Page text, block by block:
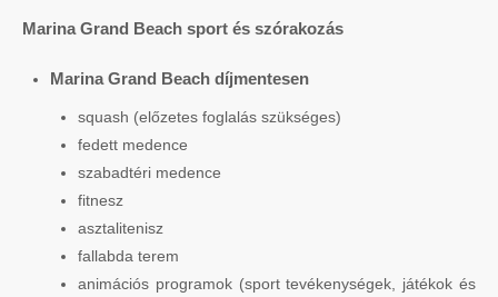
Marina Grand Beach sport és szórakozás
Marina Grand Beach díjmentesen
squash (előzetes foglalás szükséges)
fedett medence
szabadtéri medence
fitnesz
asztalitenisz
fallabda terem
animációs programok (sport tevékenységek, játékok és